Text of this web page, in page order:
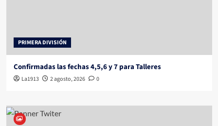
PRIMERA DIVISIÓN
Confirmadas las fechas 4,5,6 y 7 para Talleres
La1913 2 agosto, 2026 0